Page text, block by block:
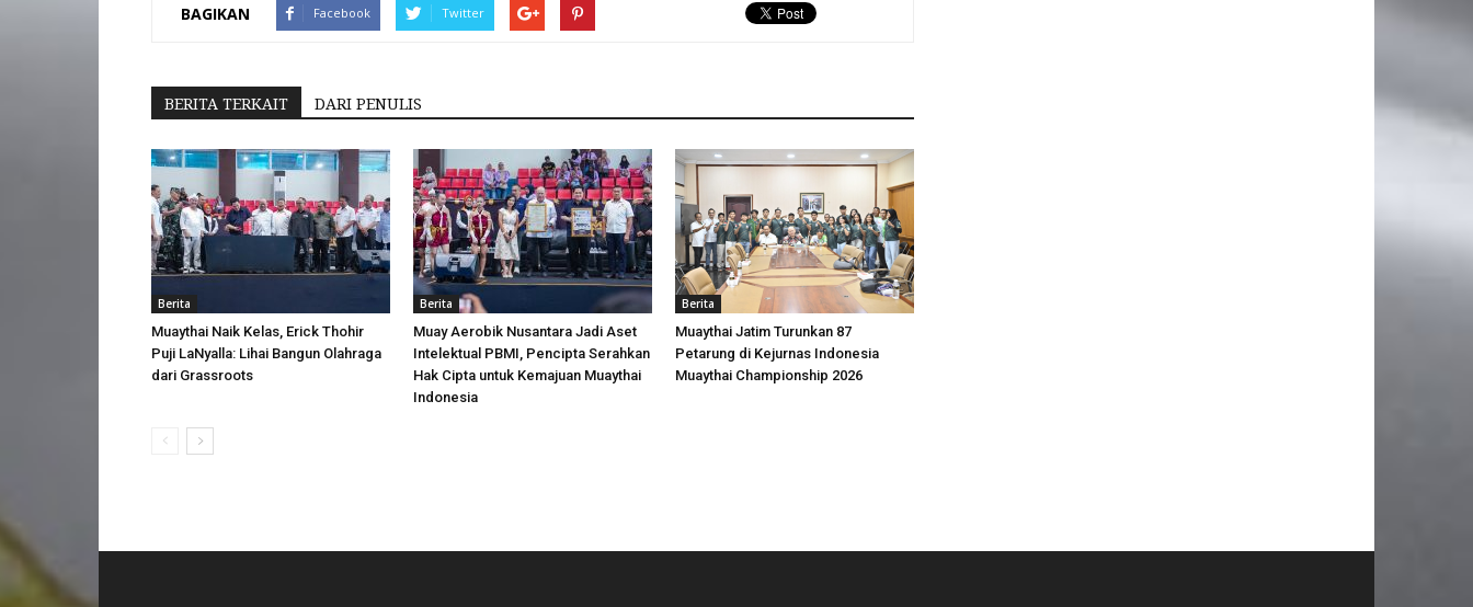
BAGIKAN Facebook Twitter
BERITA TERKAIT DARI PENULIS
Berita
Muaythai Naik Kelas, Erick Thohir
Puji LaNyalla: Lihai Bangun Olahraga
dari Grassroots
Berita
Muay Aerobik Nusantara Jadi Aset
Intelektual PBMI, Pencipta Serahkan
Hak Cipta untuk Kemajuan Muaythai
Indonesia
Berita
Muaythai Jatim Turunkan 87
Petarung di Kejurnas Indonesia
Muaythai Championship 2026